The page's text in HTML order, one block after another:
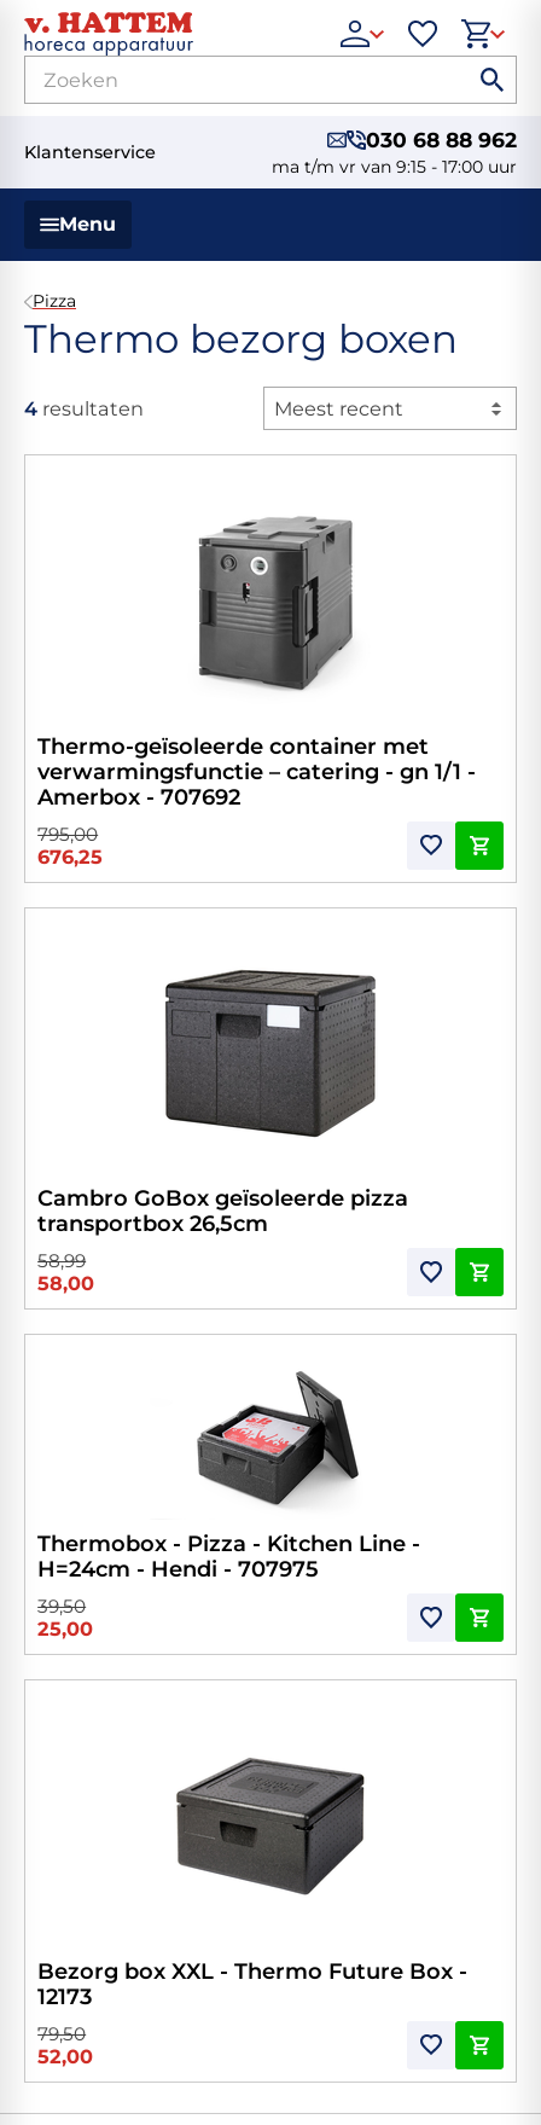
Klantenservice 030 68 88 962
ma t/m vr van 9:15 - 17:00 uur
Menu
Pizza
Thermo bezorg boxen
4 resultaten Meest recent
Thermo-geïsoleerde container met
verwarmingsfunctie – catering - gn 1/1 -
Amerbox - 707692
795,00
676,25
Cambro GoBox geïsoleerde pizza
transportbox 26,5cm
58,99
58,00
Thermobox - Pizza - Kitchen Line -
H=24cm - Hendi - 707975
39,50
25,00
Bezorg box XXL - Thermo Future Box -
12173
79,50
52,00